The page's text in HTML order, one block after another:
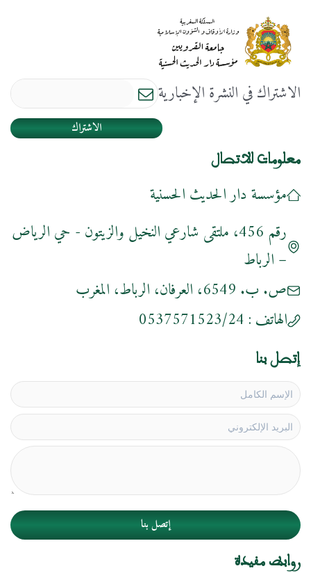
الاشتراك في النشرة الإخبارية
الاشتراك
معلومات للاتصال
مؤسسة دار الحديث الحسنية
رقم 456، ملتقى شارعي النخيل والزيتون - حي الرياض
– الرباط
ص. ب. 6549، العرفان، الرباط، المغرب
الهاتف : 0537571523/24
إتصل بنا
إتصل بنا
روابط مفيدة